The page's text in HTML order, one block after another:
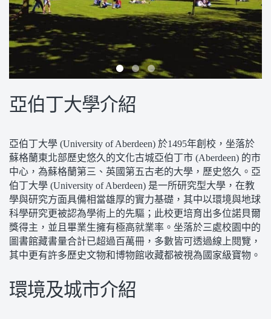
亞伯丁大學介紹
亞伯丁大學 (University of Aberdeen) 於1495年創校，坐落於
蘇格蘭東北部歷史悠久的文化古城亞伯丁市 (Aberdeen) 的市
中心，為蘇格蘭第三、英國第五古老的大學，歷史悠久。亞
伯丁大學 (University of Aberdeen) 是一所研究型大學，在教
學與研究方面具備相當雄厚的實力基礎，其中以環境與地球
科學研究更被認為學術上的先驅；此校更培育出多位諾貝爾
獎得主，並且畢業生擁有極高就業率。坐落於三處校園中的
圖書館藏書量合計已超過百萬冊，多數皆可透過線上閱覽，
其中更有許多歷史文物和博物館收藏都被視為國家級寶物。
環境及城市介紹